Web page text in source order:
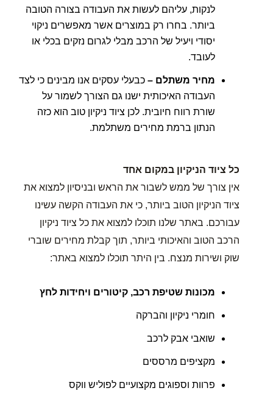
לנקות, עליהם לעשות את העבודה בצורה הטובה
ביותר. בחרו רק במוצרים אשר מאפשרים ניקוי
יסודי ויעיל של הרכב מבלי לגרום נזקים בכלי או
לעובד.
מחיר משתלם – כבעלי עסקים אנו מבינים כי לצד
העבודה האיכותית ישנו גם הצורך לשמור על
שורת רווח חיובית. לכן ציוד ניקיון טוב הוא כזה
הנתון ברמת מחירים משתלמת.
כל ציוד הניקיון במקום אחד
אין צורך של ממש לשבור את הראש ובניסיון למצוא את
ציוד הניקיון הטוב ביותר, כי את העבודה הקשה עשינו
עבורכם. באתר שלנו תוכלו למצוא את כל ציוד ניקיון
הרכב הטוב והאיכותי ביותר, תוך קבלת מחירים שוברי
שוק ושירות מנצח. בין היתר תוכלו למצוא באתר:
מכונות שטיפת רכב, קיטורים ויחידות לחץ
חומרי ניקיון והברקה
שואבי אבק לרכב
מקציפים מרססים
פרוות וספוגים מקצועיים לפוליש ווקס